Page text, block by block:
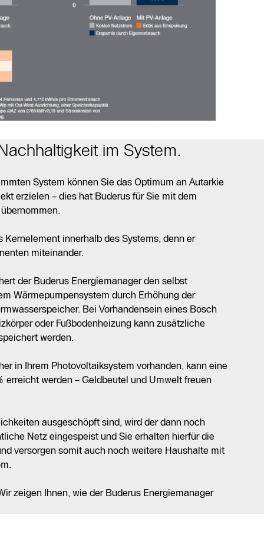
im System.
System können Sie das Optimum an Autarkie
erzielen – dies hat Buderus für Sie mit dem
Kernelement innerhalb des Systems, denn er
miteinander.
der Buderus Energiemanager den selbst
Wärmepumpensystem durch Erhöhung der
Bei Vorhandensein eines Bosch
oder Fußbodenheizung kann zusätzliche
werden.
in Ihrem Photovoltaiksystem vorhanden, kann eine
erreicht werden – Geldbeutel und Umwelt freuen
ausgeschöpft sind, wird der dann noch
Netz eingespeist und Sie erhalten hierfür die
versorgen somit auch noch weitere Haushalte mit
zeigen Ihnen, wie der Buderus Energiemanager